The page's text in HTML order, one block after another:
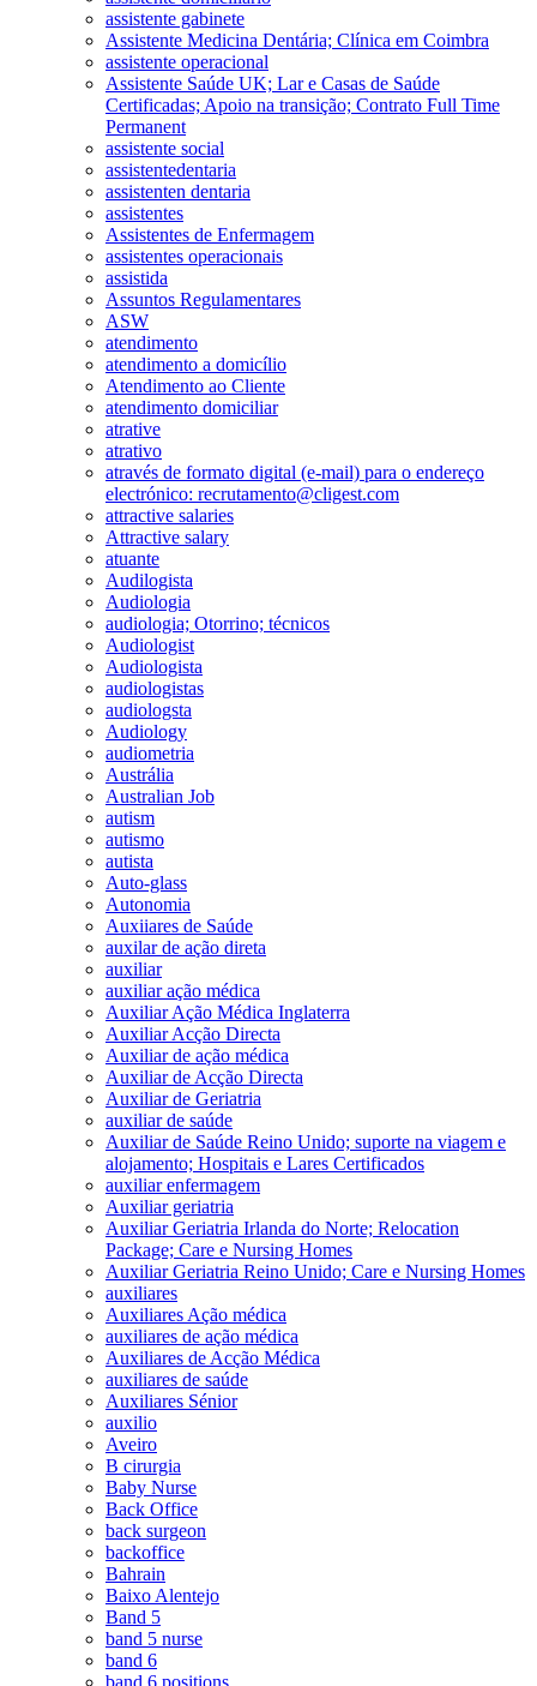
assistente gabinete
Assistente Medicina Dentária; Clínica em Coimbra
assistente operacional
Assistente Saúde UK; Lar e Casas de Saúde
Certificadas; Apoio na transição; Contrato Full Time
Permanent
assistente social
assistentedentaria
assistenten dentaria
assistentes
Assistentes de Enfermagem
assistentes operacionais
assistida
Assuntos Regulamentares
ASW
atendimento
atendimento a domicílio
Atendimento ao Cliente
atendimento domiciliar
atrative
atrativo
através de formato digital (e-mail) para o endereço
electrónico: recrutamento@cligest.com
attractive salaries
Attractive salary
atuante
Audilogista
Audiologia
audiologia; Otorrino; técnicos
Audiologist
Audiologista
audiologistas
audiologsta
Audiology
audiometria
Austrália
Australian Job
autism
autismo
autista
Auto-glass
Autonomia
Auxiiares de Saúde
auxilar de ação direta
auxiliar
auxiliar ação médica
Auxiliar Ação Médica Inglaterra
Auxiliar Acção Directa
Auxiliar de ação médica
Auxiliar de Acção Directa
Auxiliar de Geriatria
auxiliar de saúde
Auxiliar de Saúde Reino Unido; suporte na viagem e
alojamento; Hospitais e Lares Certificados
auxiliar enfermagem
Auxiliar geriatria
Auxiliar Geriatria Irlanda do Norte; Relocation
Package; Care e Nursing Homes
Auxiliar Geriatria Reino Unido; Care e Nursing Homes
auxiliares
Auxiliares Ação médica
auxiliares de ação médica
Auxiliares de Acção Médica
auxiliares de saúde
Auxiliares Sénior
auxilio
Aveiro
B cirurgia
Baby Nurse
Back Office
back surgeon
backoffice
Bahrain
Baixo Alentejo
Band 5
band 5 nurse
band 6
band 6 positions